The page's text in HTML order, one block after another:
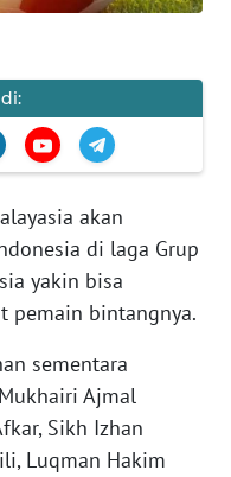
akan
di laga Grup
yakin bisa
pemain bintangnya.
sementara
Ajmal
Sikh Izhan
Luqman Hakim